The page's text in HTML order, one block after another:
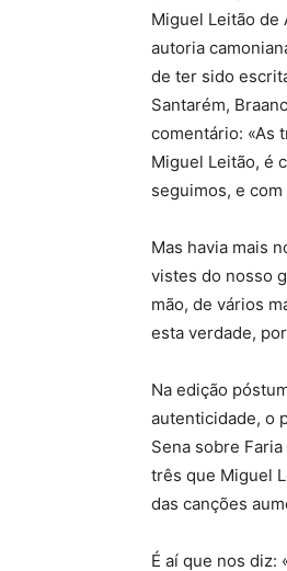
Miguel Leitão de
autoria
de ter sido
Santarém,
comentário: «As
Miguel Leitão, é
seguimos, e
Mas havia mais
vistes do nosso
mão, de vários
esta verdade,
Na edição
autenticidade, o
Sena sobre
três que Miguel
das canções
É aí que nos diz: